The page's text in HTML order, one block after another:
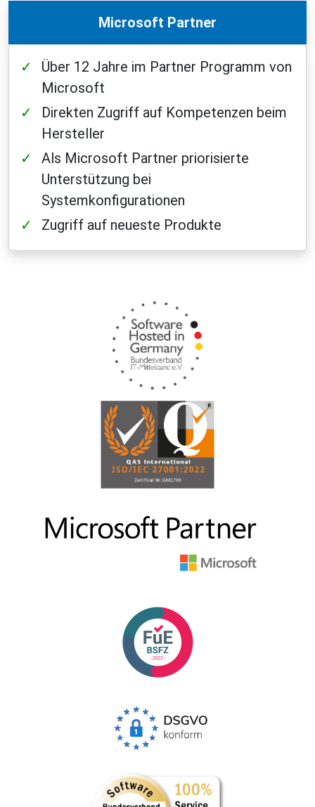
Microsoft Partner
Über 12 Jahre im Partner Programm von
Microsoft
Direkten Zugriff auf Kompetenzen beim
Hersteller
Als Microsoft Partner priorisierte
Unterstützung bei
Systemkonfigurationen
Zugriff auf neueste Produkte